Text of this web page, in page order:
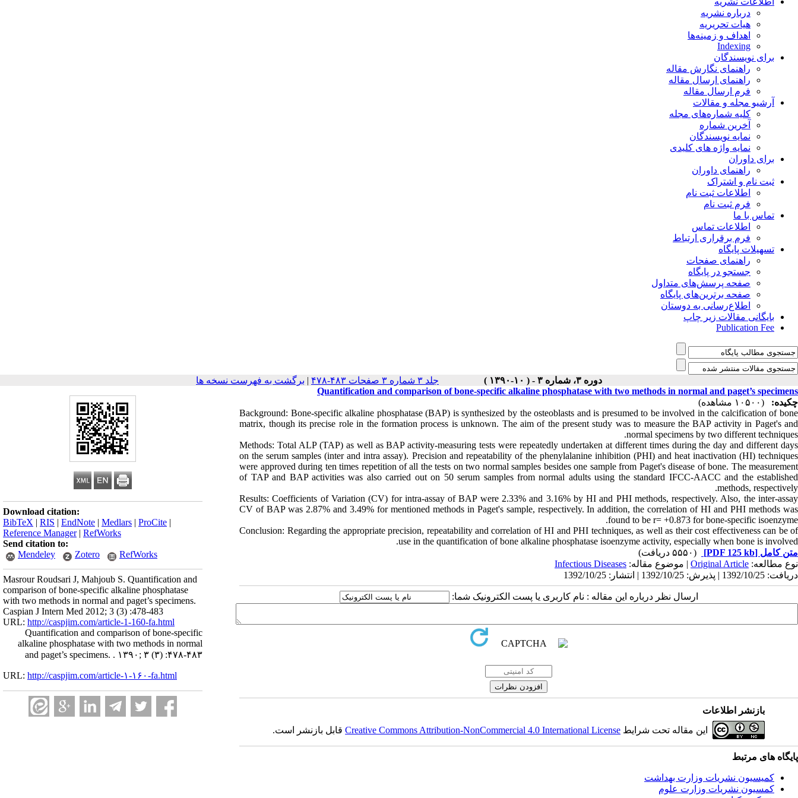
درباره نشریه
هیات تحریریه
اهداف و زمینه‌ها
Indexing
برای نویسندگان
راهنمای نگارش مقاله
راهنمای ارسال مقاله
فرم ارسال مقاله
آرشیو مجله و مقالات
کلیه شماره‌های مجله
آخرین شماره
نمایه نویسندگان
نمایه واژه های کلیدی
برای داوران
راهنمای داوران
ثبت نام و اشتراک
اطلاعات ثبت نام
فرم ثبت نام
تماس با ما
اطلاعات تماس
فرم برقراری ارتباط
تسهیلات پایگاه
راهنمای صفحات
جستجو در پایگاه
صفحه پرسش‌های متداول
صفحه برترین‌های پایگاه
اطلاع‌رسانی به دوستان
بایگانی مقالات زیر چاپ
Publication Fee
دوره ۳، شماره ۳ - ( ۱۰-۱۳۹۰ ) جلد ۳ شماره ۳ صفحات ۴۸۳-۴۷۸ | برگشت به فهرست نسخه ها
Download citation:
BibTeX | RIS | EndNote | Medlars | ProCite |
Reference Manager| RefWorks
Send citation to:
Mendeley
Zotero RefWorks
Masrour Roudsari J, Mahjoub S. Quantification and
comparison of bone-specific alkaline phosphatase
with two methods in normal and paget’s specimens.
Caspian J Intern Med 2012; 3 (3) :478-483
URL: http://caspjim.com/article-1-160-fa.html
Quantification and comparison of bone-specific
alkaline phosphatase with two methods in normal
and paget’s specimens. . ۱۳۹۰; ۳ (۳) :۴۷۸-۴۸۳
URL: http://caspjim.com/article-۱-۱۶۰-fa.html
Quantification and comparison of bone-specific alkaline phosphatase with two methods in normal and paget’s specimens
چکیده:
(۱۰۵۰۰ مشاهده)
Background: Bone-specific alkaline phosphatase (BAP) is synthesized by the osteoblasts and is presumed to be involved in the calcification of bone
matrix, though its precise role in the formation process is unknown. The aim of the present study was to measure the BAP activity in Paget's and
normal specimens by two different techniques.
Methods: Total ALP (TAP) as well as BAP activity-measuring tests were repeatedly undertaken at different times during the day and different days
on the serum samples (inter and intra assay). Precision and repeatability of the phenylalanine inhibition (PHI) and heat inactivation (HI) techniques
were approved during ten times repetition of all the tests on two normal samples besides one sample from Paget's disease of bone. The measurement
of TAP and BAP activities was also carried out on 50 serum samples from normal adults using the standard IFCC-AACC and the established
methods, respectively.
Results: Coefficients of Variation (CV) for intra-assay of BAP were 2.33% and 3.16% by HI and PHI methods, respectively. Also, the inter-assay
CV of BAP was 2.87% and 3.49% for mentioned methods in Paget's sample, respectively. In addition, the correlation of HI and PHI methods was
found to be r= +0.873 for bone-specific isoenzyme.
Conclusion: Regarding the appropriate precision, repeatability and correlation of HI and PHI techniques, as well as their cost effectiveness can be of
use in the quantification of bone alkaline phosphatase isoenzyme activity, especially when bone is involved.
متن کامل [PDF 125 kb]
(۵۵۵۰ دریافت)
نوع مطالعه: Original Article | موضوع مقاله: Infectious Diseases
دریافت: 1392/10/25 | پذیرش: 1392/10/25 | انتشار: 1392/10/25
ارسال نظر درباره این مقاله : نام کاربری یا پست الکترونیک شما:
بازنشر اطلاعات
این مقاله تحت شرایط Creative Commons Attribution-NonCommercial 4.0 International Licenseقابل بازنشر است.
پایگاه های مرتبط
کمیسیون نشریات وزارت بهداشت
کمسیون نشریات وزارت علوم